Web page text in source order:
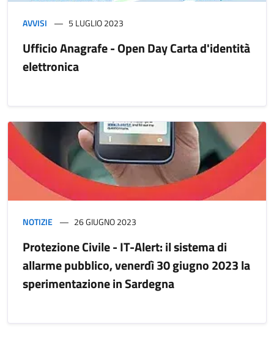
AVVISI 5 LUGLIO 2023
Ufficio Anagrafe - Open Day Carta d'identità
elettronica
NOTIZIE 26 GIUGNO 2023
Protezione Civile - IT-Alert: il sistema di
allarme pubblico, venerdì 30 giugno 2023 la
sperimentazione in Sardegna